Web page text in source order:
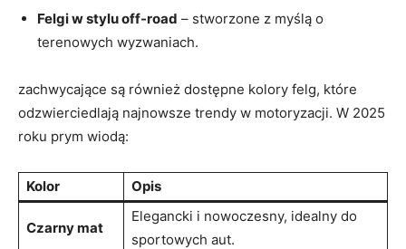
Felgi w stylu off-road – stworzone z myślą o
terenowych wyzwaniach.
zachwycające są również dostępne kolory felg, które
odzwierciedlają najnowsze trendy w motoryzacji. W 2025
roku prym wiodą:
Kolor Opis
Czarny mat
Elegancki i nowoczesny, idealny do
sportowych aut.